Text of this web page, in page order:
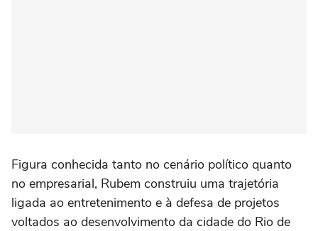
Figura conhecida tanto no cenário político quanto
no empresarial, Rubem construiu uma trajetória
ligada ao entretenimento e à defesa de projetos
voltados ao desenvolvimento da cidade do Rio de